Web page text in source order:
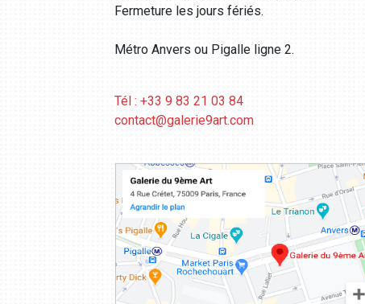
Fermeture les jours fériés.
Métro Anvers ou Pigalle ligne 2.
Tél : +33 9 83 21 03 84
contact@galerie9art.com